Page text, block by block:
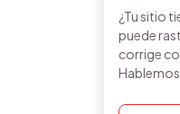
¿Tu sitio
puede
corrige
Hablemos.